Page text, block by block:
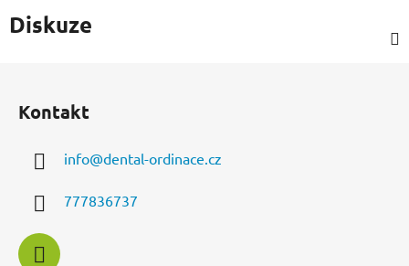
Diskuze
Kontakt
info@dental-ordinace.cz
777836737